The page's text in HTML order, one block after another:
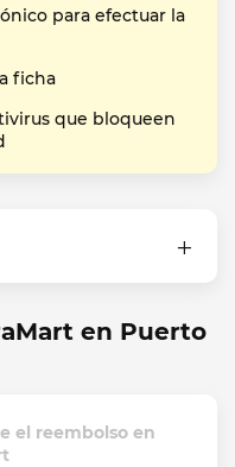
para efectuar la
ficha
que bloqueen
en Puerto
el reembolso en